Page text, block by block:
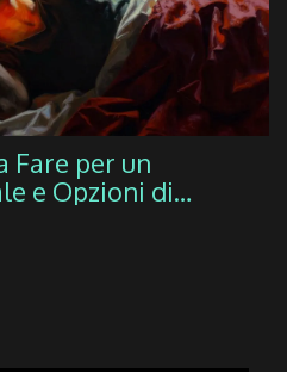
Fare per un
e Opzioni di